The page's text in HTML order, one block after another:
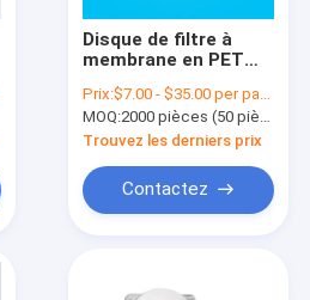
Disque de filtre à
membrane en PET
entrée d'air de 5 μm
de pore
Prix:$7.00 - $35.00 per pack
MOQ:2000 pièces (50 pièces par emballage)
Trouvez les derniers prix
Contactez